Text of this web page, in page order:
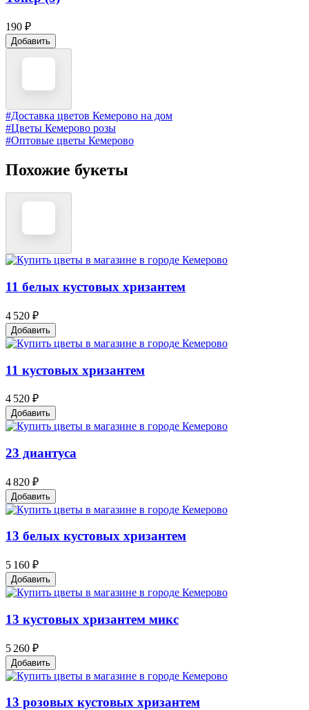
190 ₽
Добавить
#Доставка цветов Кемерово на дом
#Цветы Кемерово розы
#Оптовые цветы Кемерово
Похожие букеты
11 белых кустовых хризантем
4 520 ₽
Добавить
11 кустовых хризантем
4 520 ₽
Добавить
23 диантуса
4 820 ₽
Добавить
13 белых кустовых хризантем
5 160 ₽
Добавить
13 кустовых хризантем микс
5 260 ₽
Добавить
13 розовых кустовых хризантем